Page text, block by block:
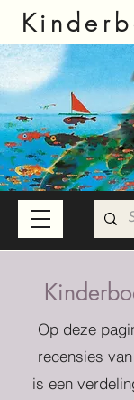
Op deze
recensies
is een